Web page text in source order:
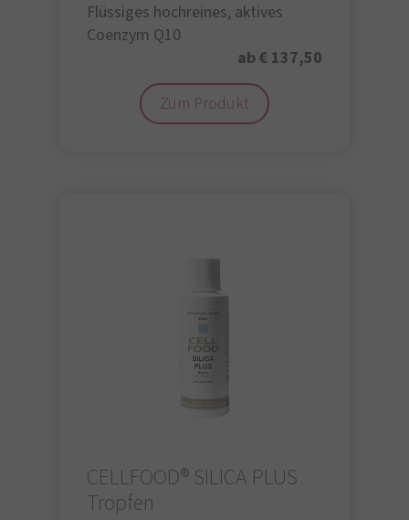
Flüssiges hochreines, aktives
Coenzym Q10
ab € 137,50
Zum Produkt
CELLFOOD® SILICA PLUS
Tropfen